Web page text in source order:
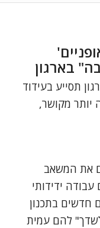
תסייע בעידוד
יותר מקושר,
את המשאב
ידידותי
חדשים בתכנון
להם עמית